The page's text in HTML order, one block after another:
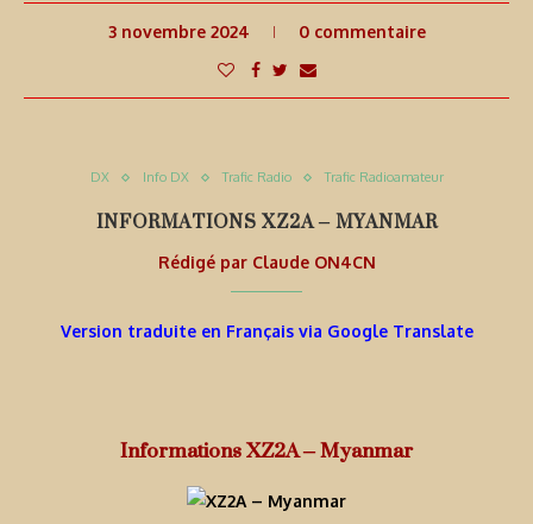
3 novembre 2024 0 commentaire
DX Info DX Trafic Radio Trafic Radioamateur
INFORMATIONS XZ2A – MYANMAR
Rédigé par Claude ON4CN
Version traduite en Français via Google Translate
Informations XZ2A – Myanmar